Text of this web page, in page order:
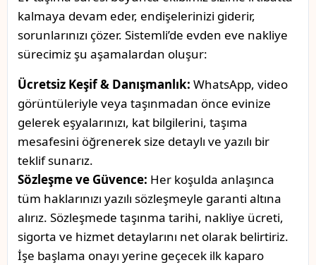
kalmaya devam eder, endişelerinizi giderir,
sorunlarınızı çözer. Sistemli’de evden eve nakliye
sürecimiz şu aşamalardan oluşur:
Ücretsiz Keşif & Danışmanlık: WhatsApp, video
görüntüleriyle veya taşınmadan önce evinize
gelerek eşyalarınızı, kat bilgilerini, taşıma
mesafesini öğrenerek size detaylı ve yazılı bir
teklif sunarız.
Sözleşme ve Güvence: Her koşulda anlaşınca
tüm haklarınızı yazılı sözleşmeyle garanti altına
alırız. Sözleşmede taşınma tarihi, nakliye ücreti,
sigorta ve hizmet detaylarını net olarak belirtiriz.
İşe başlama onayı yerine geçecek ilk kaparo